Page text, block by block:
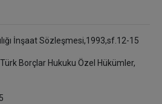
İnşaat Sözleşmesi,1993,sf.12-15
Borçlar Hukuku Özel Hükümler,